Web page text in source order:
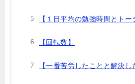
【１日平均の勉強時間とトー
【回転数】
【一番苦労したことと解決し